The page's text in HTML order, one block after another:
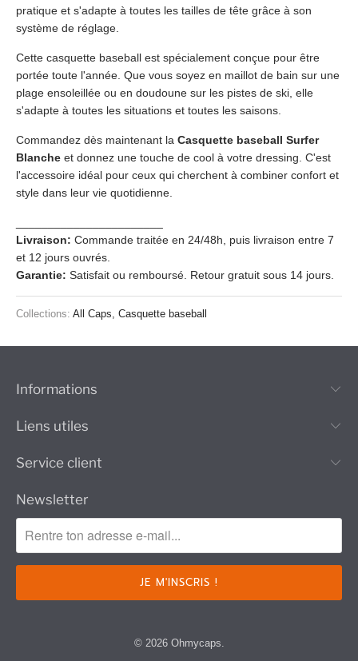
pratique et s'adapte à toutes les tailles de tête grâce à son
système de réglage.
Cette casquette baseball est spécialement conçue pour être
portée toute l'année. Que vous soyez en maillot de bain sur une
plage ensoleillée ou en doudoune sur les pistes de ski, elle
s'adapte à toutes les situations et toutes les saisons.
Commandez dès maintenant la Casquette baseball Surfer
Blanche et donnez une touche de cool à votre dressing. C'est
l'accessoire idéal pour ceux qui cherchent à combiner confort et
style dans leur vie quotidienne.
Livraison: Commande traitée en 24/48h, puis livraison entre 7
et 12 jours ouvrés.
Garantie: Satisfait ou remboursé. Retour gratuit sous 14 jours.
Collections: All Caps Casquette baseball
Informations
Liens utiles
Service client
Newsletter
© 2026 Ohmycaps